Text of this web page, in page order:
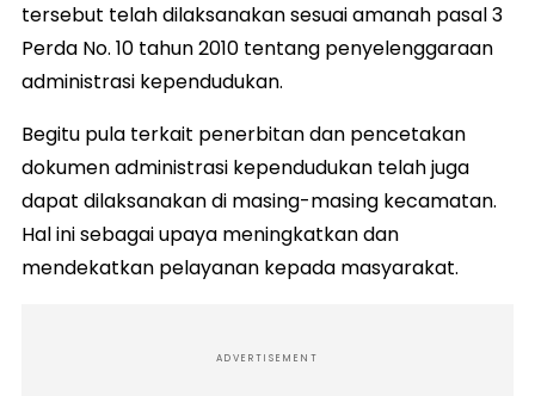
tersebut telah dilaksanakan sesuai amanah pasal 3
Perda No. 10 tahun 2010 tentang penyelenggaraan
administrasi kependudukan.
Begitu pula terkait penerbitan dan pencetakan
dokumen administrasi kependudukan telah juga
dapat dilaksanakan di masing-masing kecamatan.
Hal ini sebagai upaya meningkatkan dan
mendekatkan pelayanan kepada masyarakat.
ADVERTISEMENT